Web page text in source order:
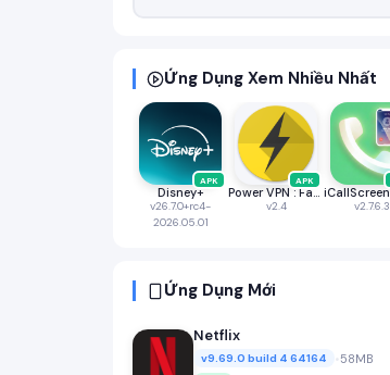
Ứng Dụng Xem Nhiều Nhất
APK
Disney+
v26.7.0+rc4-
2026.05.01
APK
Power VPN : Fast & Secure VPN
v2.4 v2.7.6.3
Ứng Dụng Mới
Netflix
v9.69.0 build 4 64164 58MB